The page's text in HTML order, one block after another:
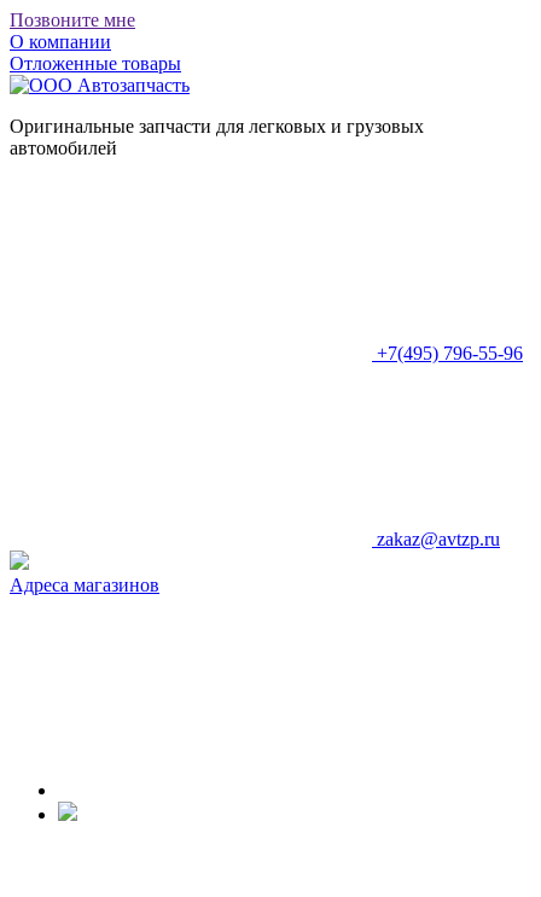
Позвоните мне
О компании
Отложенные товары
Оригинальные запчасти для легковых и грузовых
автомобилей
+7(495) 796-55-96
zakaz@avtzp.ru
Адреса магазинов